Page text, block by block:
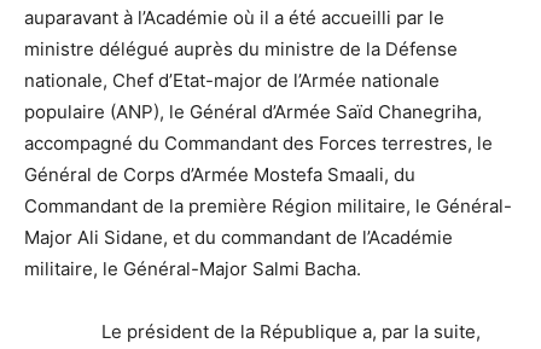
auparavant à l’Académie où il a été accueilli par le
ministre délégué auprès du ministre de la Défense
nationale, Chef d’Etat-major de l’Armée nationale
populaire (ANP), le Général d’Armée Saïd Chanegriha,
accompagné du Commandant des Forces terrestres, le
Général de Corps d’Armée Mostefa Smaali, du
Commandant de la première Région militaire, le Général-
Major Ali Sidane, et du commandant de l’Académie
militaire, le Général-Major Salmi Bacha.
Le président de la République a, par la suite,